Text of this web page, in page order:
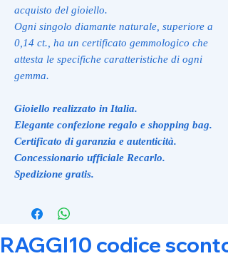
acquisto del gioiello.
Ogni singolo diamante naturale, superiore a
0,14 ct., ha un certificato gemmologico che
attesta le specifiche caratteristiche di ogni
gemma.
Gioiello realizzato in Italia.
Elegante confezione regalo e shopping bag.
Certificato di garanzia e autenticità.
Concessionario ufficiale Recarlo.
Spedizione gratis.
RAGGI10 codice